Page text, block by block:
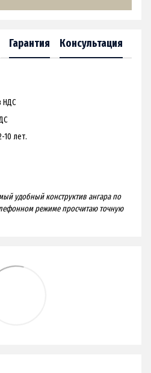
Гарантия Консультация
НДС
10 лет.
удобный конструктив ангара по
режиме просчитаю точную